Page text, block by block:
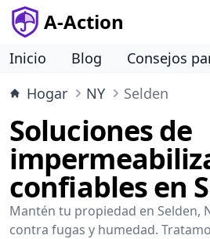
A-Action
Inicio Blog
Consejos
Hogar
NY Selden
Soluciones de
confiables en
Mantén tu propiedad en Selden,
contra fugas y humedad.